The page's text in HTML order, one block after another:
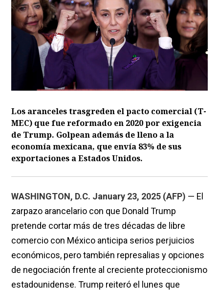
Los aranceles trasgreden el pacto comercial (T-
MEC) que fue reformado en 2020 por exigencia
de Trump. Golpean además de lleno a la
economía mexicana, que envía 83% de sus
exportaciones a Estados Unidos.
WASHINGTON, D.C. January 23, 2025 (AFP) — El
zarpazo arancelario con que Donald Trump
pretende cortar más de tres décadas de libre
comercio con México anticipa serios perjuicios
económicos, pero también represalias y opciones
de negociación frente al creciente proteccionismo
estadounidense. Trump reiteró el lunes que